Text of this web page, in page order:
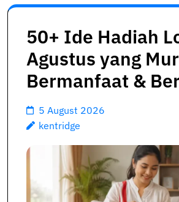
50+ Ide Hadiah
Agustus yang
Bermanfaat &
5 August 2026
kentridge